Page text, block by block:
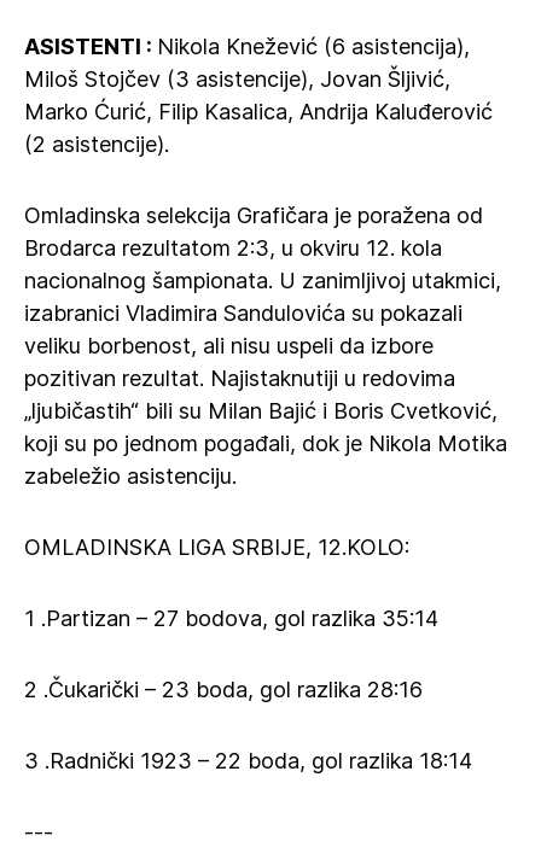
ASISTENTI : Nikola Knežević (6 asistencija),
Miloš Stojčev (3 asistencije), Jovan Šljivić,
Marko Ćurić, Filip Kasalica, Andrija Kaluđerović
(2 asistencije).
Omladinska selekcija Grafičara je poražena od
Brodarca rezultatom 2:3, u okviru 12. kola
nacionalnog šampionata. U zanimljivoj utakmici,
izabranici Vladimira Sandulovića su pokazali
veliku borbenost, ali nisu uspeli da izbore
pozitivan rezultat. Najistaknutiji u redovima
„ljubičastih“ bili su Milan Bajić i Boris Cvetković,
koji su po jednom pogađali, dok je Nikola Motika
zabeležio asistenciju.
OMLADINSKA LIGA SRBIJE, 12.KOLO:
1 .Partizan – 27 bodova, gol razlika 35:14
2 .Čukarički – 23 boda, gol razlika 28:16
3 .Radnički 1923 – 22 boda, gol razlika 18:14
---